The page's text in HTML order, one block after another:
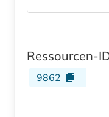
Ressourcen-
9862